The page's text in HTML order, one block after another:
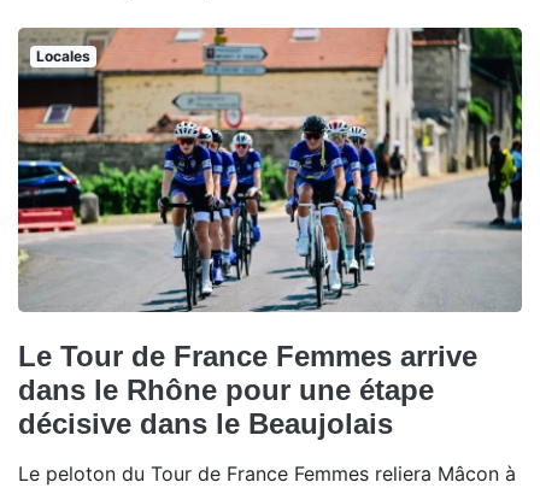
Locales
Le Tour de France Femmes arrive
dans le Rhône pour une étape
décisive dans le Beaujolais
Le peloton du Tour de France Femmes reliera Mâcon à